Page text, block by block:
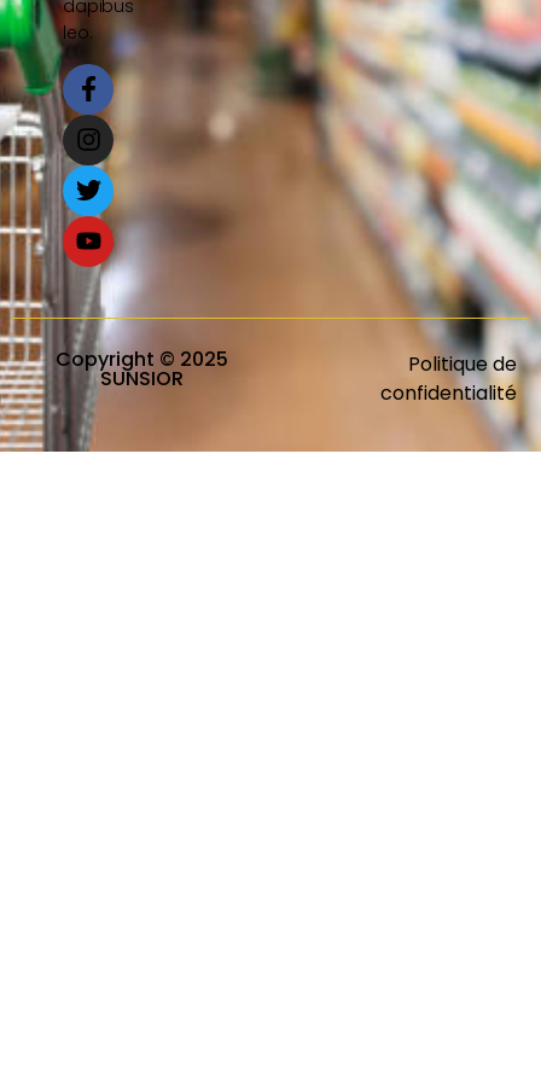
dapibus
leo.
Copyright © 2025
SUNSIOR
Politique de
confidentialité